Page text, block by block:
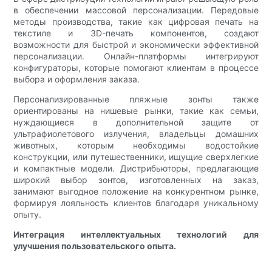
в обеспечении массовой персонализации. Передовые
методы производства, такие как цифровая печать на
текстиле и 3D-печать компонентов, создают
возможности для быстрой и экономически эффективной
персонализации. Онлайн-платформы интегрируют
конфигураторы, которые помогают клиентам в процессе
выбора и оформления заказа.
Персонализированные пляжные зонты также
ориентированы на нишевые рынки, такие как семьи,
нуждающиеся в дополнительной защите от
ультрафиолетового излучения, владельцы домашних
животных, которым необходимы водостойкие
конструкции, или путешественники, ищущие сверхлегкие
и компактные модели. Дистрибьюторы, предлагающие
широкий выбор зонтов, изготовленных на заказ,
занимают выгодное положение на конкурентном рынке,
формируя лояльность клиентов благодаря уникальному
опыту.
Интеграция интеллектуальных технологий для
улучшения пользовательского опыта.